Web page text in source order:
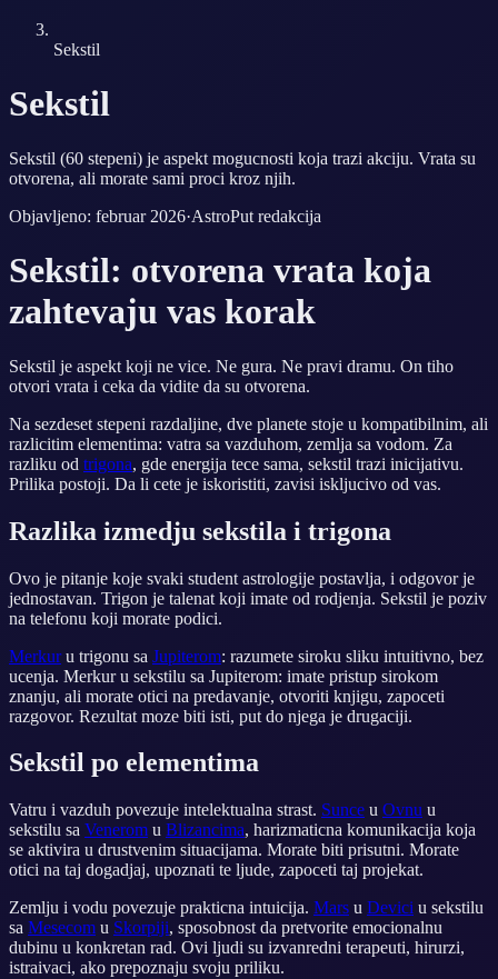
Sekstil
Sekstil
Sekstil (60 stepeni) je aspekt mogucnosti koja trazi akciju. Vrata su
otvorena, ali morate sami proci kroz njih.
Objavljeno: februar 2026·AstroPut redakcija
Sekstil: otvorena vrata koja
zahtevaju vas korak
Sekstil je aspekt koji ne vice. Ne gura. Ne pravi dramu. On tiho
otvori vrata i ceka da vidite da su otvorena.
Na sezdeset stepeni razdaljine, dve planete stoje u kompatibilnim, ali
razlicitim elementima: vatra sa vazduhom, zemlja sa vodom. Za
razliku od trigona, gde energija tece sama, sekstil trazi inicijativu.
Prilika postoji. Da li cete je iskoristiti, zavisi iskljucivo od vas.
Razlika izmedju sekstila i trigona
Ovo je pitanje koje svaki student astrologije postavlja, i odgovor je
jednostavan. Trigon je talenat koji imate od rodjenja. Sekstil je poziv
na telefonu koji morate podici.
Merkuru trigonu sa Jupiterom: razumete siroku sliku intuitivno, bez
ucenja. Merkur u sekstilu sa Jupiterom: imate pristup sirokom
znanju, ali morate otici na predavanje, otvoriti knjigu, zapoceti
razgovor. Rezultat moze biti isti, put do njega je drugaciji.
Sekstil po elementima
Vatru i vazduh povezuje intelektualna strast. Sunce u Ovnu u
sekstilu sa Venerom u Blizancima, harizmaticna komunikacija koja
se aktivira u drustvenim situacijama. Morate biti prisutni. Morate
otici na taj dogadjaj, upoznati te ljude, zapoceti taj projekat.
Zemlju i vodu povezuje prakticna intuicija. Mars u Devici u sekstilu
sa Mesecom u Skorpiji, sposobnost da pretvorite emocionalnu
dubinu u konkretan rad. Ovi ljudi su izvanredni terapeuti, hirurzi,
istraivaci, ako prepoznaju svoju priliku.